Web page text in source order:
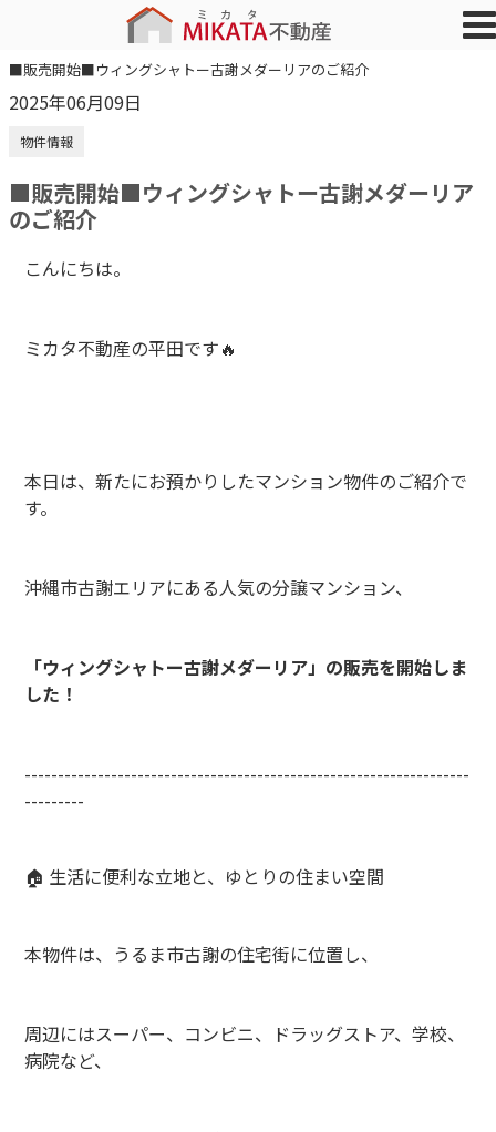
■販売開始■ウィングシャトー古謝メダーリアのご紹介
2025年06月09日
物件情報
■販売開始■ウィングシャトー古謝メダーリア
のご紹介
こんにちは。
ミカタ不動産の平田です🔥
本日は、新たにお預かりしたマンション物件のご紹介で
す。
沖縄市古謝エリアにある人気の分譲マンション、
「ウィングシャトー古謝メダーリア」の販売を開始しま
した！
-------------------------------------------------------------------
---------
🏠 生活に便利な立地と、ゆとりの住まい空間
本物件は、うるま市古謝の住宅街に位置し、
周辺にはスーパー、コンビニ、ドラッグストア、学校、
病院など、